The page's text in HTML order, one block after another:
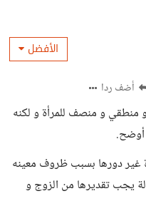
الأفضل
أضف ردا
منطقي و منصف للمرأة و لكنه
غير دورها بسبب ظروف معينه
يجب تقديرها من الزوج و